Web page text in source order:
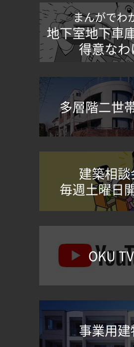
まんがでわ
地下室地下車
得意な
多層階二世
建築相
毎週土曜日
OKU TV
事業用